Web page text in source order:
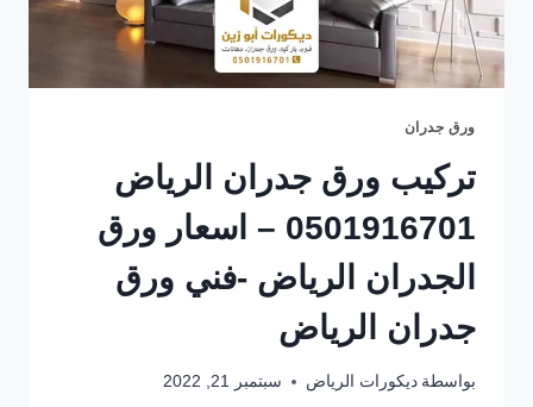
ورق جدران
تركيب ورق جدران الرياض
0501916701 – اسعار ورق
الجدران الرياض -فني ورق
جدران الرياض
بواسطة ديكورات الرياض سبتمبر 21, 2022